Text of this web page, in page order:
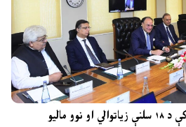
آی ایم ایف د پیټرولیم لیوي کې د ۱۸ سلنې زیاتوالي او نوو مالیو